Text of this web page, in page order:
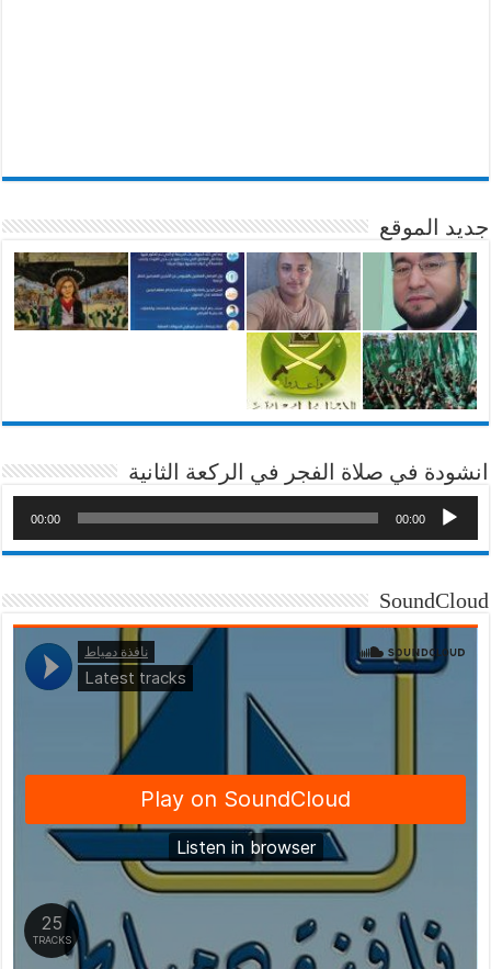
جديد الموقع
انشودة في صلاة الفجر في الركعة الثانية
00:00
00:00
SoundCloud